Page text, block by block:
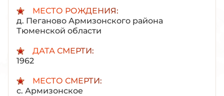
МЕСТО РОЖДЕНИЯ:
д. Пеганово Армизонского района
Тюменской области
ДАТА СМЕРТИ:
1962
МЕСТО СМЕРТИ:
с. Армизонское